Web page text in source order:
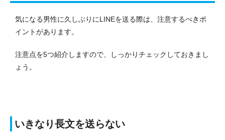
気になる男性に久しぶりにLINEを送る際は、注意するべきポ
イントがあります。
注意点を5つ紹介しますので、しっかりチェックしておきまし
ょう。
いきなり長文を送らない